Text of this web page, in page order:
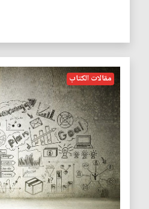
مقالات الكتاب